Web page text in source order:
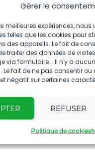
Gérer le
meilleures expériences, nous
telles que les cookies pour
des appareils. Le fait de
traiter des données de
via formulaire... Il n'y a
Le fait de ne pas consentir
négatif sur certaines
REFUSER
Politique de cookies